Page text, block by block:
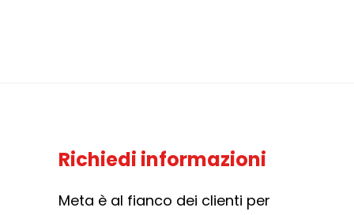
Richiedi informazioni
Meta è al fianco dei clienti per